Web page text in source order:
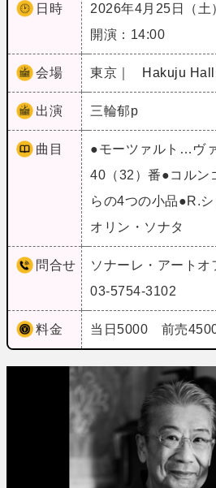
日時
2026年4月25日（土
開演：14:00
会場 東京｜ Hakuju Hall
出演 三輪郁p
曲目
●モーツァルト…ヴ
40（32）番●コル
らの4つの小品●R.
オリン・ソナタ
問合せ
ソナーレ・アートオ
03-5754-3102
料金 当日5000 前売